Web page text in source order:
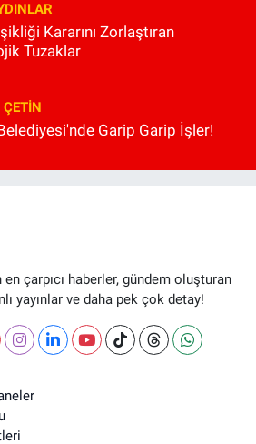
Kararını Zorlaştıran
Tuzaklar
Garip Garip İşler!
çarpıcı haberler, gündem oluşturan
yayınlar ve daha pek çok detay!